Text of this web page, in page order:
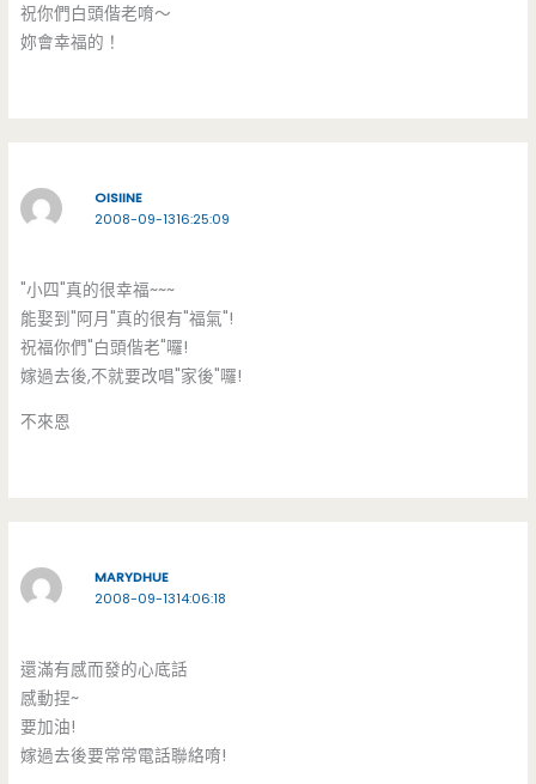
祝你們白頭偕老唷～
妳會幸福的！
OISIINE
2008-09-1316:25:09
"小四"真的很幸福~~~
能娶到"阿月"真的很有"福氣"!
祝福你們"白頭偕老"囉!
嫁過去後,不就要改唱"家後"囉!
不來恩
MARYDHUE
2008-09-1314:06:18
還滿有感而發的心底話
感動捏~
要加油!
嫁過去後要常常電話聯絡唷!